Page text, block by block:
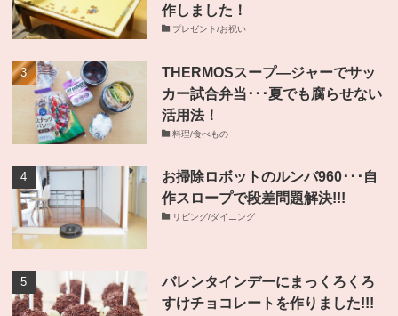
作しました！
プレゼント/お祝い
THERMOSスープ―ジャーでサッ
カー試合弁当･･･夏でも腐らせない
活用法！
料理/食べもの
お掃除ロボットのルンバ960･･･自
作スロープで段差問題解決!!!
リビング/ダイニング
バレンタインデーにまっくろくろ
すけチョコレートを作りました!!!